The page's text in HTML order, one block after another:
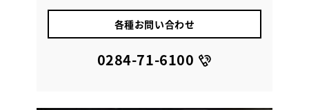
各種お問い合わせ
0284-71-6100